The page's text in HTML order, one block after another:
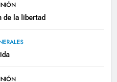
de la libertad